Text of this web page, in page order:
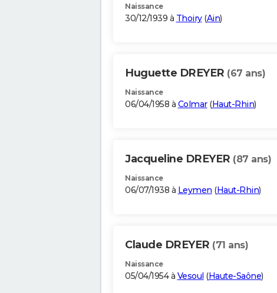
Naissance
30/12/1939 à Thoiry(Ain)
Huguette DREYER (67 ans)
Naissance
06/04/1958 à Colmar(Haut-Rhin)
Jacqueline DREYER (87 ans)
Naissance
06/07/1938 à Leymen (Haut-Rhin)
Claude DREYER (71 ans)
Naissance
05/04/1954 à Vesoul (Haute-Saône)